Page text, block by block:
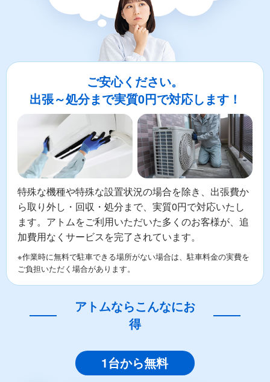
ご安心ください。
出張～処分まで実質0円で対応します！
特殊な機種や特殊な設置状況の場合を除き、出張費か
ら取り外し・回収・処分まで、実質0円で対応いたし
ます。アトムをご利用いただいた多くのお客様が、追
加費用なくサービスを完了されています。
※作業時に無料で駐車できる場所がない場合は、駐車料金の実費を
ご負担いただく場合があります。
アトムならこんなにお
得
1台から無料